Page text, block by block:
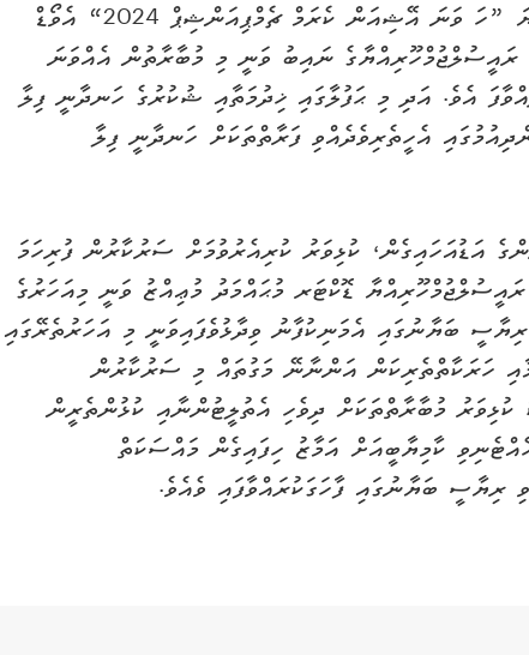
އެވެ. ސޯޝަލް ސެންޓަރުގައި ކުރިއަށްދިޔަ ”ހަ ވަނަ އޭޝިއަން ކެރަމް ޗެމްޕިއަންޝިޕް 2024“ އެވޯޑް
ރައީސުލްޖުމްހޫރިއްޔާގެ ނައިބު ވަނީ މި މުބާރާތުން އެއްވަނަ
އެވެ. އަދި މި ޙަފުލާގައި ޚިދުމަތާއި ޝުކުރުގެ ހަނދާނީ ފިލާ
އެހީތެރިވެދެއްވި ފަރާތްތަކަށް ހަނދާނީ ފިލާ
އަޑުއަހައިގެން، ކުޅިވަރު ކުރިއެރުވުމަށް ސަރުކާރުން ފުރިހަމަ
ޑޮކްޓަރ މުޙައްމަދު މުޢިއްޒު ވަނީ މިއަހަރުގެ
ބަޔާނުގައި އެމަނިކުފާނު ވިދާޅުވެފައިވަނީ މި އަހަރުތެރޭގައި
ހަރަކާތްތެރިކަން އަންނާނޭ މަގުތައް މި ސަރުކާރުން
ކުޅިވަރު މުބާރާތްތަކަށް ދިވެހި އެތުލީޓުންނާއި ކުޅުންތެރީން
ކާމިޔާބީއަށް އަމާޒު ހިފައިގެން މައްސަކަތް
ރިޔާސީ ބަޔާނުގައި ފާހަގަކުރައްވާފައި ވެއެވެ.